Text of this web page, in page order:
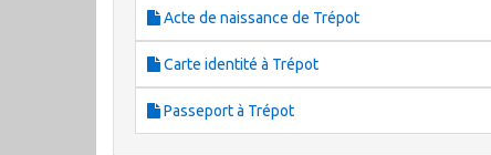
Acte de naissance de Trépot
Carte identité à Trépot
Passeport à Trépot